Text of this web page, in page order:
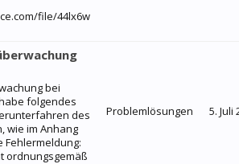
file/44lx6w
bei
folgendes
des
wie im Anhang
Fehlermeldung:
ordnungsgemäß
Problemlösungen 5. Juli